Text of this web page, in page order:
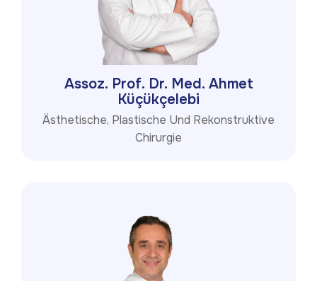
Assoz. Prof. Dr. Med. Ahmet
Küçükçelebi
Ästhetische, Plastische Und Rekonstruktive
Chirurgie